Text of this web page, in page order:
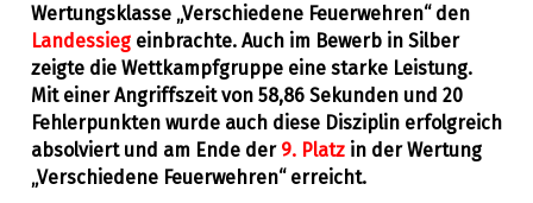
Wertungsklasse „Verschiedene Feuerwehren“ den
Landessieg einbrachte. Auch im Bewerb in Silber
zeigte die Wettkampfgruppe eine starke Leistung.
Mit einer Angriffszeit von 58,86 Sekunden und 20
Fehlerpunkten wurde auch diese Disziplin erfolgreich
absolviert und am Ende der 9. Platz in der Wertung
„Verschiedene Feuerwehren“ erreicht.